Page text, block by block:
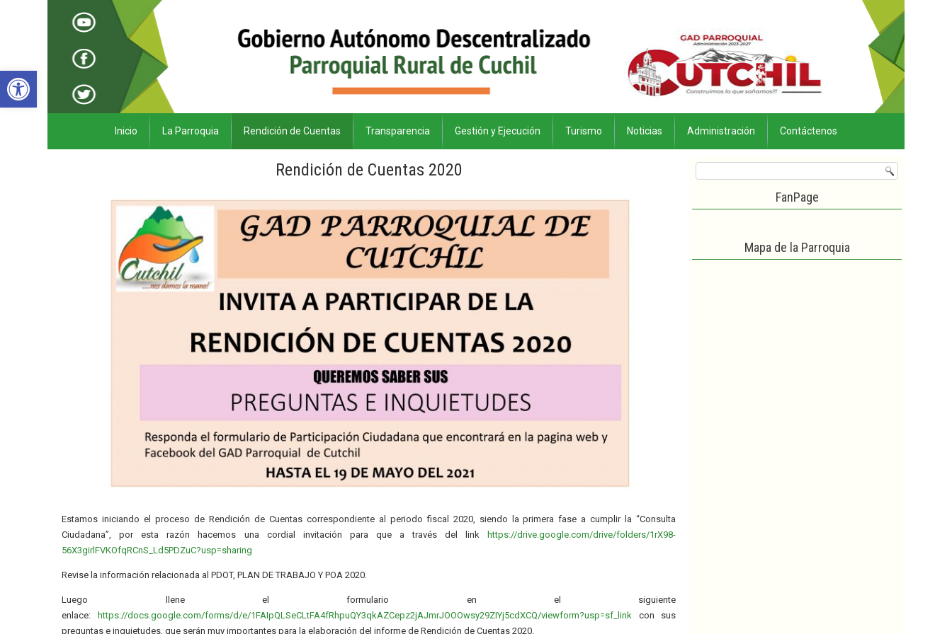
Abrir barra de herramientas
Inicio La Parroquia Rendición de Cuentas Transparencia Gestión y Ejecución Turismo Noticias Administración Contáctenos
Rendición de Cuentas 2020
Estamos iniciando el proceso de Rendición de Cuentas correspondiente al periodo fiscal 2020, siendo la primera fase a cumplir la “Consulta
Ciudadana”, por esta razón hacemos una cordial invitación para que a través del link
https://drive.google.com/drive/folders/1rX98-
56X3girlFVKOfqRCnS_Ld5PDZuC?usp=sharing
Revise la información relacionada al PDOT, PLAN DE TRABAJO Y POA 2020.
Luego llene el formulario en el siguiente
enlace:
https://docs.google.com/forms/d/e/1FAIpQLSeCLtFA4fRhpuQY3qkAZCepz2jAJmrJOOOwsy29ZIYj5cdXCQ/viewform?usp=sf_linkcon sus
preguntas e inquietudes, que serán muy importantes para la elaboración del informe de Rendición de Cuentas 2020.
FanPage
Mapa de la Parroquia